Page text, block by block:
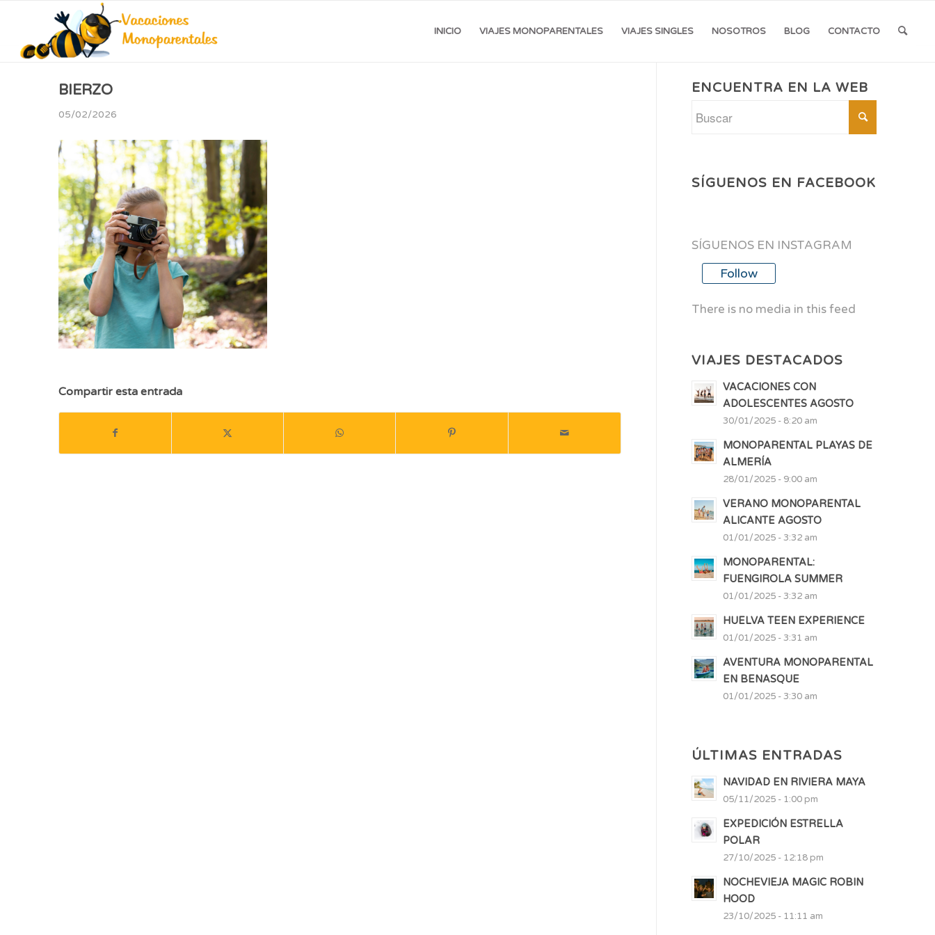
INICIO VIAJES MONOPARENTALES VIAJES SINGLES NOSOTROS BLOG CONTACTO
BIERZO
05/02/2026
Compartir esta entrada
ENCUENTRA EN LA WEB
SÍGUENOS EN FACEBOOK
SÍGUENOS EN INSTAGRAM
Follow
There is no media in this feed
VIAJES DESTACADOS
VACACIONES CON
ADOLESCENTES AGOSTO
30/01/2025 - 8:20 am
MONOPARENTAL PLAYAS DE
ALMERÍA
28/01/2025 - 9:00 am
VERANO MONOPARENTAL
ALICANTE AGOSTO
01/01/2025 - 3:32 am
MONOPARENTAL:
FUENGIROLA SUMMER
01/01/2025 - 3:32 am
HUELVA TEEN EXPERIENCE
01/01/2025 - 3:31 am
AVENTURA MONOPARENTAL
EN BENASQUE
01/01/2025 - 3:30 am
ÚLTIMAS ENTRADAS
NAVIDAD EN RIVIERA MAYA
05/11/2025 - 1:00 pm
EXPEDICIÓN ESTRELLA
POLAR
27/10/2025 - 12:18 pm
NOCHEVIEJA MAGIC ROBIN
HOOD
23/10/2025 - 11:11 am